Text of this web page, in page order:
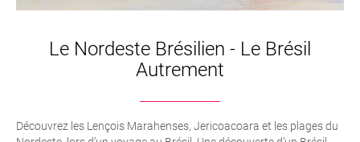
Le Nordeste Brésilien - Le Brésil
Autrement
Découvrez les Lençois Marahenses, Jericoacoara et les plages du